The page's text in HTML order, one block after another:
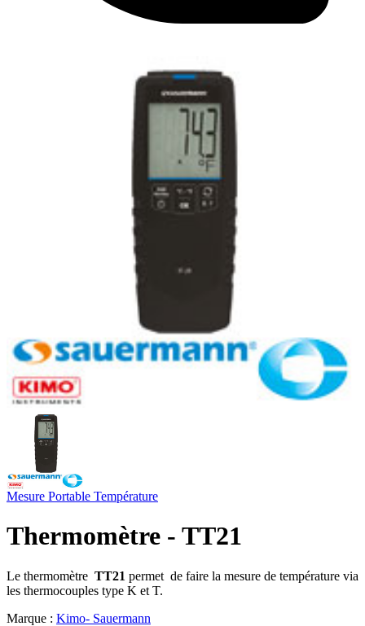
Mesure Portable Température
Thermomètre - TT21
Le thermomètre TT21 permet de faire la mesure de température via
les thermocouples type K et T.
Marque : Kimo- Sauermann